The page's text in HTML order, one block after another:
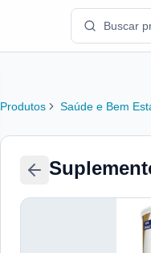
Produtos Saúde e Bem